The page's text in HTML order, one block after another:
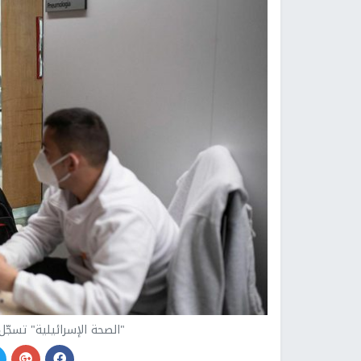
"الصحة الإسرائيلية" تسجّل 1135 إصابة جديدة بفيروس